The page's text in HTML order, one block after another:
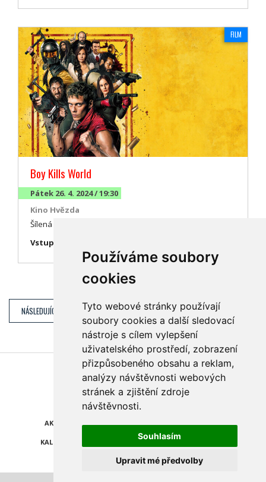
Používáme soubory
cookies
Tyto webové stránky používají
soubory cookies a další sledovací
nástroje s cílem vylepšení
uživatelského prostředí, zobrazení
přizpůsobeného obsahu a reklam,
analýzy návštěvnosti webových
stránek a zjištění zdroje
návštěvnosti.
Souhlasím
Upravit mé předvolby
FILM
Boy Kills World
Pátek 26. 4. 2024 / 19:30
Kino Hvězda
Šílená akční jízda...
Vstupné: 160,- Kč
NÁSLEDUJÍCÍ DEN (SOBOTA 27. 4.)
Najdete nás také na
AKCE A SLEVY
KALENDÁŘ AKCÍ